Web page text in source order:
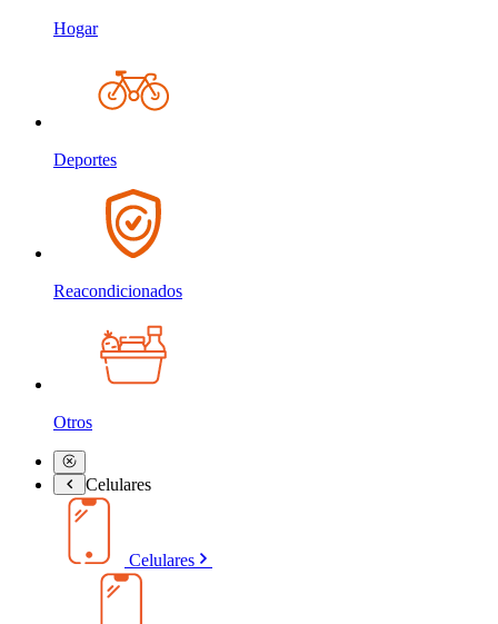
Hogar
Deportes
Reacondicionados
Otros
Celulares
Celulares